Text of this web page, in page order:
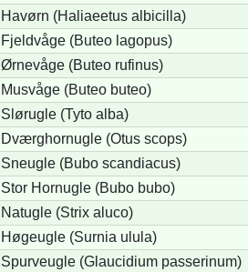
Havørn (Haliaeetus albicilla)
Fjeldvåge (Buteo lagopus)
Ørnevåge (Buteo rufinus)
Musvåge (Buteo buteo)
Slørugle (Tyto alba)
Dværghornugle (Otus scops)
Sneugle (Bubo scandiacus)
Stor Hornugle (Bubo bubo)
Natugle (Strix aluco)
Høgeugle (Surnia ulula)
Spurveugle (Glaucidium passerinum)